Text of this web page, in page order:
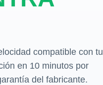
compatible con tu
en 10 minutos por
del fabricante.